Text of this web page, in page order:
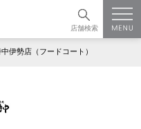
店舗検索
伊勢店（フードコート）